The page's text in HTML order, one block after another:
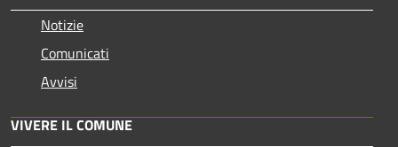
Notizie
Comunicati
Avvisi
VIVERE IL COMUNE